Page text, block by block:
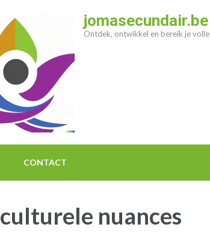
jomasecundair.be
Ontdek, ontwikkel en bereik je
CONTACT
culturele nuances